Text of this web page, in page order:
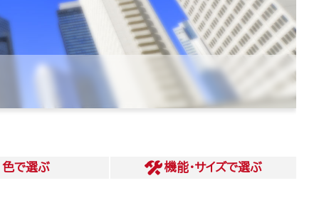
色で選ぶ 機能・サイズで選ぶ